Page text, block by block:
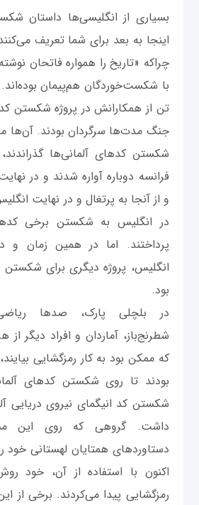
بسیاری از انگلیسی‌ها داستان
اینجا به بعد برای شما تعریف
چراکه «تاریخ را همواره فاتحان
با شکست‌خوردگان هم‌پیمان
تن از همکارانش در پروژه شکستن کد
جنگ مدت‌ها سرگردان بودند. آن‌ها
شکستن کدهای آلمانی‌ها
فرانسه دوباره آواره شدند و در
و از آنجا به پرتغال و در نهایت
در انگلیس به شکستن برخی
پرداختند. اما در همین زمان و
انگلیس، پروژه دیگری برای شکستن
بود.
در بلچلی پارک، صدها
شطرنج‌باز، آماردان و افراد دیگر
که ممکن بود به کار رمزگشایی
بودند تا روی شکستن کدهای
شکستن کد انیگمای نیروی دریایی
داشت. گروهی که روی این
دستاوردهای همتایان لهستانی خود
اکنون با استفاده از آن‌، خود
رمزگشایی پیدا می‌کردند. برخی از